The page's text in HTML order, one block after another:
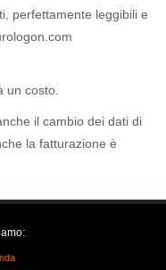
perfettamente leggibili e
un costo.
il cambio dei dati di
la fatturazione è